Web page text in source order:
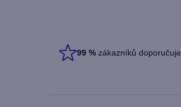
99 % zákazníků doporučuje